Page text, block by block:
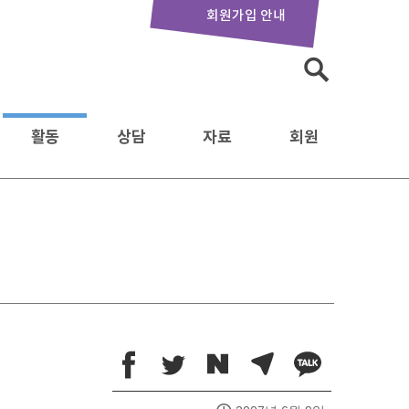
회원가입 안내
활동 상담 자료 회원